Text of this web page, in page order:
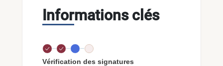
Informations clés
Vérification des signatures